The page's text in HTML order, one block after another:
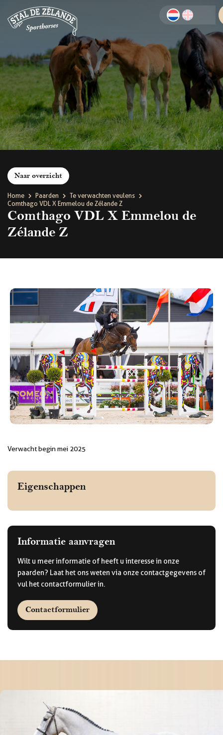
Home Paarden
Te verwachten veulens
Comthago VDL X Emmelou de Zélande Z
Comthago VDL X Emmelou de
Zélande Z
Naar overzicht
Verwacht begin mei 2025
Eigenschappen
Informatie aanvragen
Wilt u meer informatie of heeft u interesse in onze
paarden? Laat het ons weten via onze contactgegevens of
vul het contactformulier in.
Contactformulier